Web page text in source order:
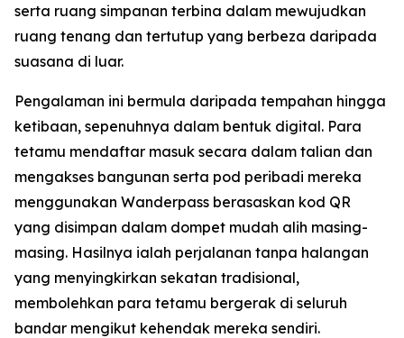
serta ruang simpanan terbina dalam mewujudkan
ruang tenang dan tertutup yang berbeza daripada
suasana di luar.
Pengalaman ini bermula daripada tempahan hingga
ketibaan, sepenuhnya dalam bentuk digital. Para
tetamu mendaftar masuk secara dalam talian dan
mengakses bangunan serta pod peribadi mereka
menggunakan Wanderpass berasaskan kod QR
yang disimpan dalam dompet mudah alih masing-
masing. Hasilnya ialah perjalanan tanpa halangan
yang menyingkirkan sekatan tradisional,
membolehkan para tetamu bergerak di seluruh
bandar mengikut kehendak mereka sendiri.